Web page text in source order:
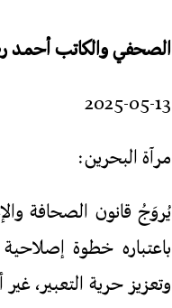
الصحفي والكاتب أحمد
2025-05-13
مرآة البحرين:
باعتباره خطوة
وتعزيز حرية التعبير،